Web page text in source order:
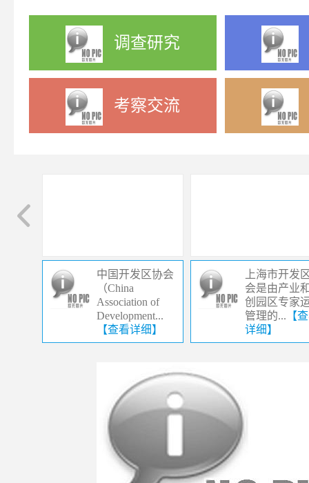
调查研究
考察交流
中国开发区协会
（China
Association of
Development...
【查看详细】
上海市开发
会是由产业
创园区专家
管理的... 【
详细】